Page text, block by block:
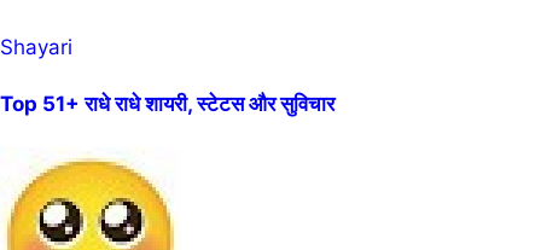
Shayari
Top 51+ राधे राधे शायरी, स्टेटस और सुविचार